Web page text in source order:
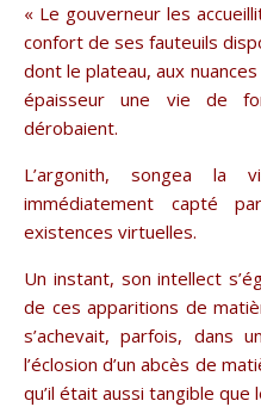
« Le gouverneur les
confort de ses fauteuils
dont le plateau, aux
épaisseur une vie de
dérobaient.
L’argonith, songea la
immédiatement capté
existences virtuelles.
Un instant, son intellect
de ces apparitions de
s’achevait, parfois, dans
l’éclosion d’un abcès de
qu’il était aussi tangible que